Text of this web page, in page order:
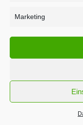
Marketing
¹ Für den Versand unserer